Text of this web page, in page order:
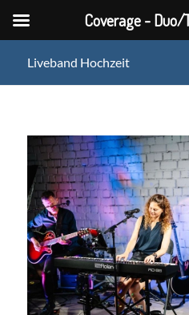
Liveband Hochzeit
Coverage - Duo/